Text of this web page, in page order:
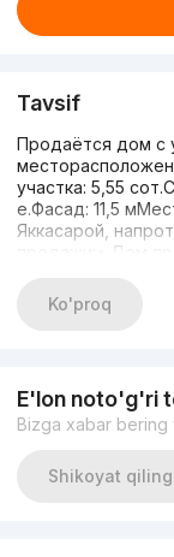
Tavsif
Продаётся дом с
участка: 5,55
е.Фасад: 11,5
Яккасарой,
продажи:• Дом
расположен дом,
деревья
Telegram по
646 14 86
Ko'proq
E'lon noto'g'ri
Bizga xabar bering
Shikoyat qiling